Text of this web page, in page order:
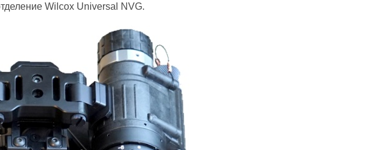
Wilcox Universal NVG.